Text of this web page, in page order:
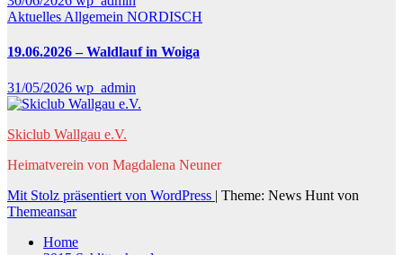
Aktuelles Allgemein NORDISCH
19.06.2026 – Waldlauf in Woiga
31/05/2026 wp_admin
Skiclub Wallgau e.V.
Heimatverein von Magdalena Neuner
Mit Stolz präsentiert von WordPress | Theme: News Hunt von
Themeansar
Home